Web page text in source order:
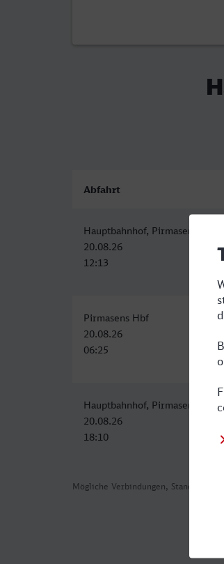
Mögliche Verbindungen, Stand: 2026-
Abfahrt
Hauptbahnhof, Pirmasens
20.08.26
12:13
Pirmasens Hbf
20.08.26
06:25
Hauptbahnhof, Pirmasens
20.08.26
18:10